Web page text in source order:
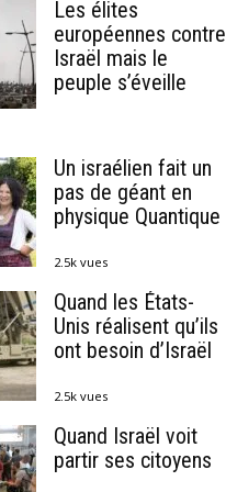
Les élites
européennes contre
Israël mais le
peuple s’éveille
Un israélien fait un
pas de géant en
physique Quantique
2.5k vues
Quand les États-
Unis réalisent qu’ils
ont besoin d’Israël
2.5k vues
Quand Israël voit
partir ses citoyens